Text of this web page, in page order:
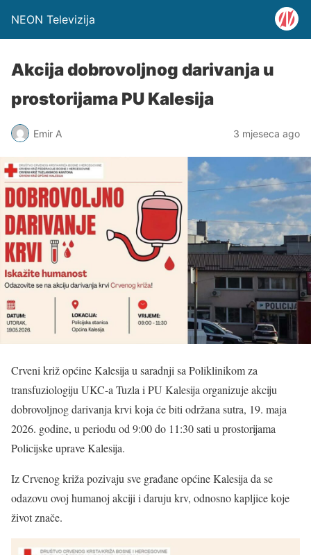
NEON Televizija
Akcija dobrovoljnog darivanja u
prostorijama PU Kalesija
Emir A 3 mjeseca ago
Crveni križ općine Kalesija u saradnji sa Poliklinikom za
transfuziologiju UKC-a Tuzla i PU Kalesija organizuje akciju
dobrovoljnog darivanja krvi koja će biti održana sutra, 19. maja
2026. godine, u periodu od 9:00 do 11:30 sati u prostorijama
Policijske uprave Kalesija.
Iz Crvenog križa pozivaju sve građane općine Kalesija da se
odazovu ovoj humanoj akciji i daruju krv, odnosno kapljice koje
život znače.